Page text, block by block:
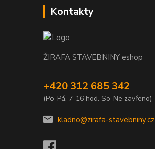
Kontakty
ŽIRAFA STAVEBNINY eshop
+420 312 685 342
(Po-Pá, 7-16 hod. So-Ne zavřeno)
kladno@zirafa-stavebniny.cz